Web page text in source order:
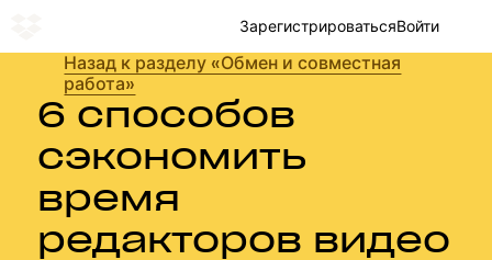
ЗарегистрироватьсяВойти
Назад к разделу «Обмен и совместная
работа»
6 способов
сэкономить
время
редакторов видео